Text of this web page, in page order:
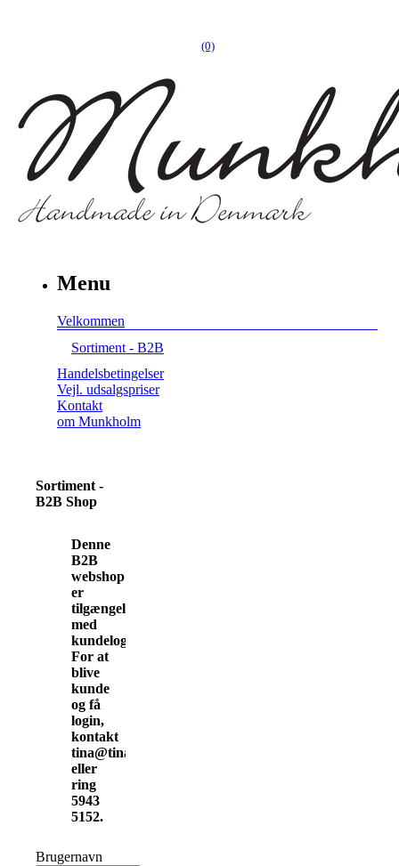
(0)
Menu
Velkommen
Sortiment - B2B
Handelsbetingelser
Vejl. udsalgspriser
Kontakt
om Munkholm
Sortiment -
B2B Shop
Denne
B2B
webshop
er
tilgængelig
med
kundelogin.
For at
blive
kunde
og få
login,
kontakt
tina@tinamunkholm.dk
eller
ring
5943
5152.
Brugernavn